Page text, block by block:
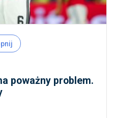
poważny problem.